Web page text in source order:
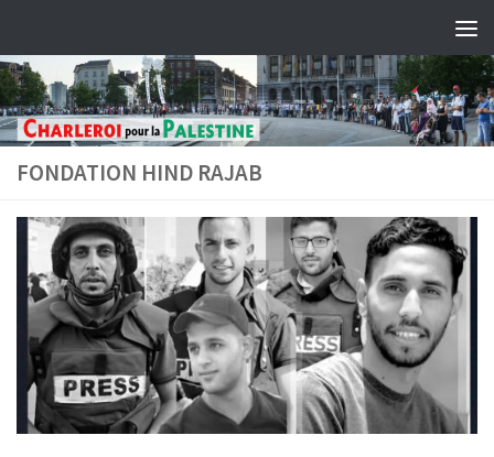
FONDATION HIND RAJAB